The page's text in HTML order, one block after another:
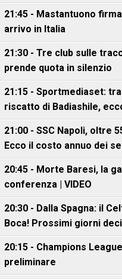
21:45 - Mastantuono
arrivo in Italia
21:30 - Tre club sulle
prende quota in silenzio
21:15 - Sportmediaset:
riscatto di Badiashile,
21:00 - SSC Napoli, oltre
Ecco il costo annuo dei
20:45 - Morte Baresi, la
conferenza | VIDEO
20:30 - Dalla Spagna: il
Boca! Prossimi giorni
20:15 - Champions
preliminare